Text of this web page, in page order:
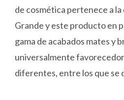
de cosmética pertenece a
Grande y este producto en
gama de acabados mates y
universalmente
diferentes, entre los que se